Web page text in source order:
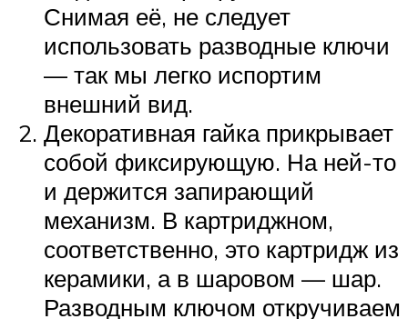
Снимая её, не следует
использовать разводные ключи
— так мы легко испортим
внешний вид.
Декоративная гайка прикрывает
собой фиксирующую. На ней-то
и держится запирающий
механизм. В картриджном,
соответственно, это картридж из
керамики, а в шаровом — шар.
Разводным ключом откручиваем